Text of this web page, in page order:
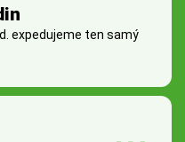
expedujeme ten samý